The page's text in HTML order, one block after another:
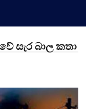
සැර බාල කතා